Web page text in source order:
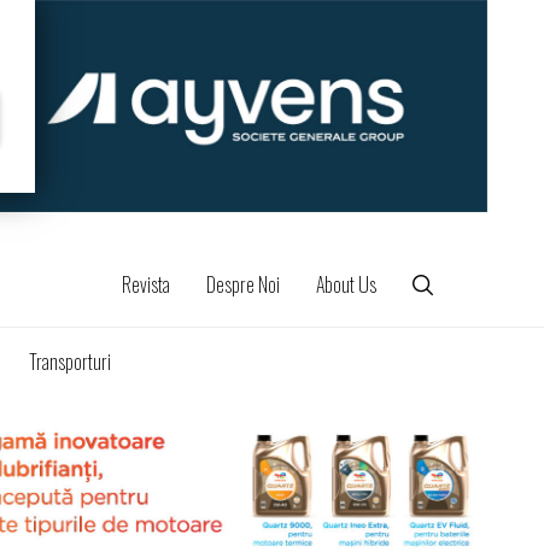
Revista Despre Noi About Us
Transporturi